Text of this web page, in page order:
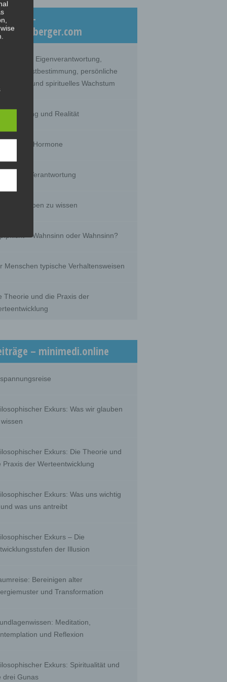
–
Eigenverantwortung,
Selbstbestimmung, persönliche
und spirituelles Wachstum
und Realität
und Hormone
und Verantwortung
wir glauben zu wissen
– Wahnsinn oder Wahnsinn?
Menschen typische Verhaltensweisen
Theorie und die Praxis der
– minimedi.online
Exkurs: Was wir glauben
Exkurs: Die Theorie und
Praxis der Werteentwicklung
Exkurs: Was uns wichtig
was uns antreibt
Exkurs – Die
der Illusion
Bereinigen alter
und Transformation
Meditation,
und Reflexion
Exkurs: Spiritualität und
drei Gunas
use
to
with
than